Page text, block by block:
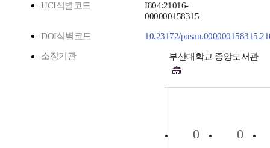
UCI식별코드
I804:21016-
000000158315
DOI식별코드 10.23172/
소장기관 부산대학교 중앙도서관
0 0